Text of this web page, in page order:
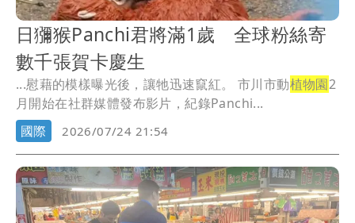
日獼猴Panchi君將滿1歲 全球粉絲寄
數千張賀卡慶生
...慰藉的模樣曝光後，讓牠迅速竄紅。 市川市動植物園2
月開始在社群媒體發布影片，紀錄Panchi...
國際
2026/07/24 21:54